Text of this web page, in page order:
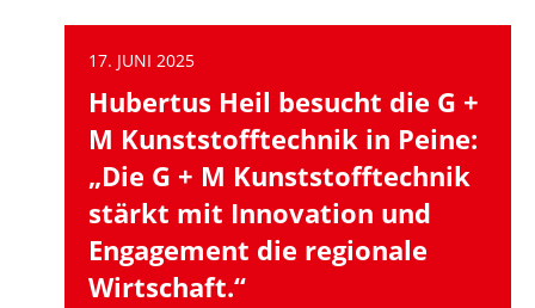
17. JUNI 2025
Hubertus Heil besucht die G +
M Kunststofftechnik in Peine:
„Die G + M Kunststofftechnik
stärkt mit Innovation und
Engagement die regionale
Wirtschaft.“